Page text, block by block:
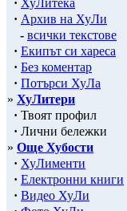
· Архив на ХуЛи
- всички текстове
· Екипът си хареса
· Без коментар
· Потърси ХуЛа
» ХуЛитери
· Твоят профил
· Лични бележки
» Още Хубости
· ХуЛименти
· Електронни книги
· Видео ХуЛи